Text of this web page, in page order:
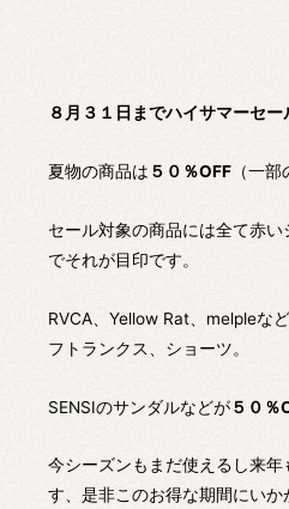
８月３１日までハイサマーセー
夏物の商品は ５０％OFF （一部
セール対象の商品には全て赤
でそれが目印です。
RVCA、Yellow Rat、melpleな
フトランクス、ショーツ。
SENSIのサンダルなどが５０％
今シーズンもまだ使えるし来
す、是非このお得な期間にいか